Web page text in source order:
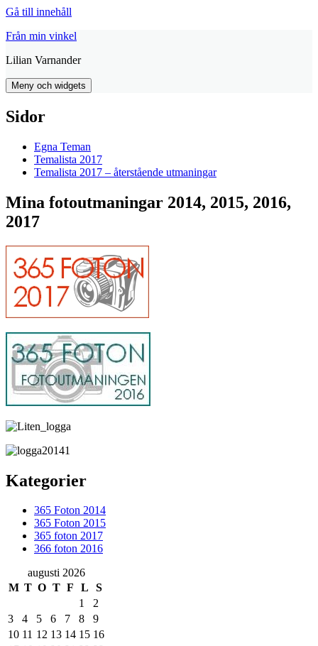
Gå till innehåll
Från min vinkel
Lilian Varnander
Meny och widgets
Sidor
Egna Teman
Temalista 2017
Temalista 2017 – återstående utmaningar
Mina fotoutmaningar 2014, 2015, 2016,
2017
Kategorier
365 Foton 2014
365 Foton 2015
365 foton 2017
366 foton 2016
augusti 2026
M T O T F L S
1
2
3
4 5 6 7 8
9
10 11 12 13 14 15 16